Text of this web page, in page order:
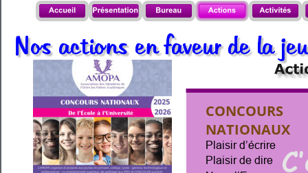
Nos actions en faveur de la
CONCOURS
NATIONAUX
Plaisir d’écrire
Plaisir de dire